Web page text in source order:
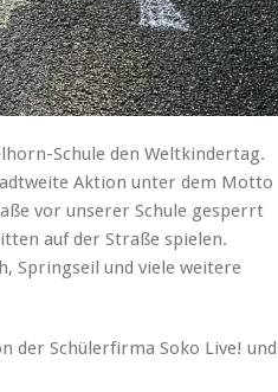
Schule den Weltkindertag.
Aktion unter dem Motto
vor unserer Schule gesperrt
auf der Straße spielen.
Springseil und viele weitere
der Schülerfirma Soko Live! und